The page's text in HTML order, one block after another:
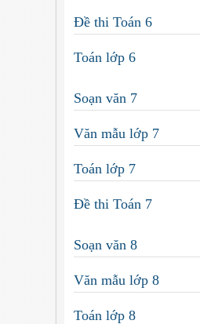
Đề thi Toán 6
Toán lớp 6
Soạn văn 7
Văn mẫu lớp 7
Toán lớp 7
Đề thi Toán 7
Soạn văn 8
Văn mẫu lớp 8
Toán lớp 8